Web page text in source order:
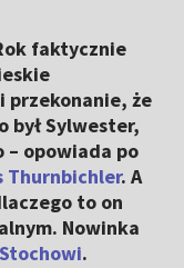
faktycznie
przekonanie, że
był Sylwester,
– opowiada po
Thurnbichler. A
to on
Nowinka
.